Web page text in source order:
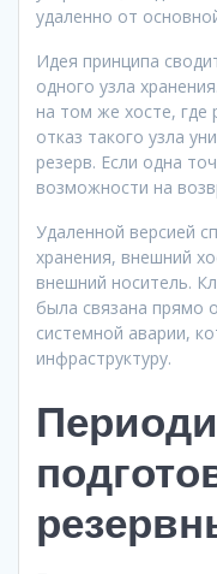
удаленно от
Идея принципа
одного узла
на том же хосте,
отказ такого узла
резерв. Если одна
возможности на
Удаленной версией
хранения, внешний
внешний носитель.
была связана прямо
системной аварии,
инфраструктуру.